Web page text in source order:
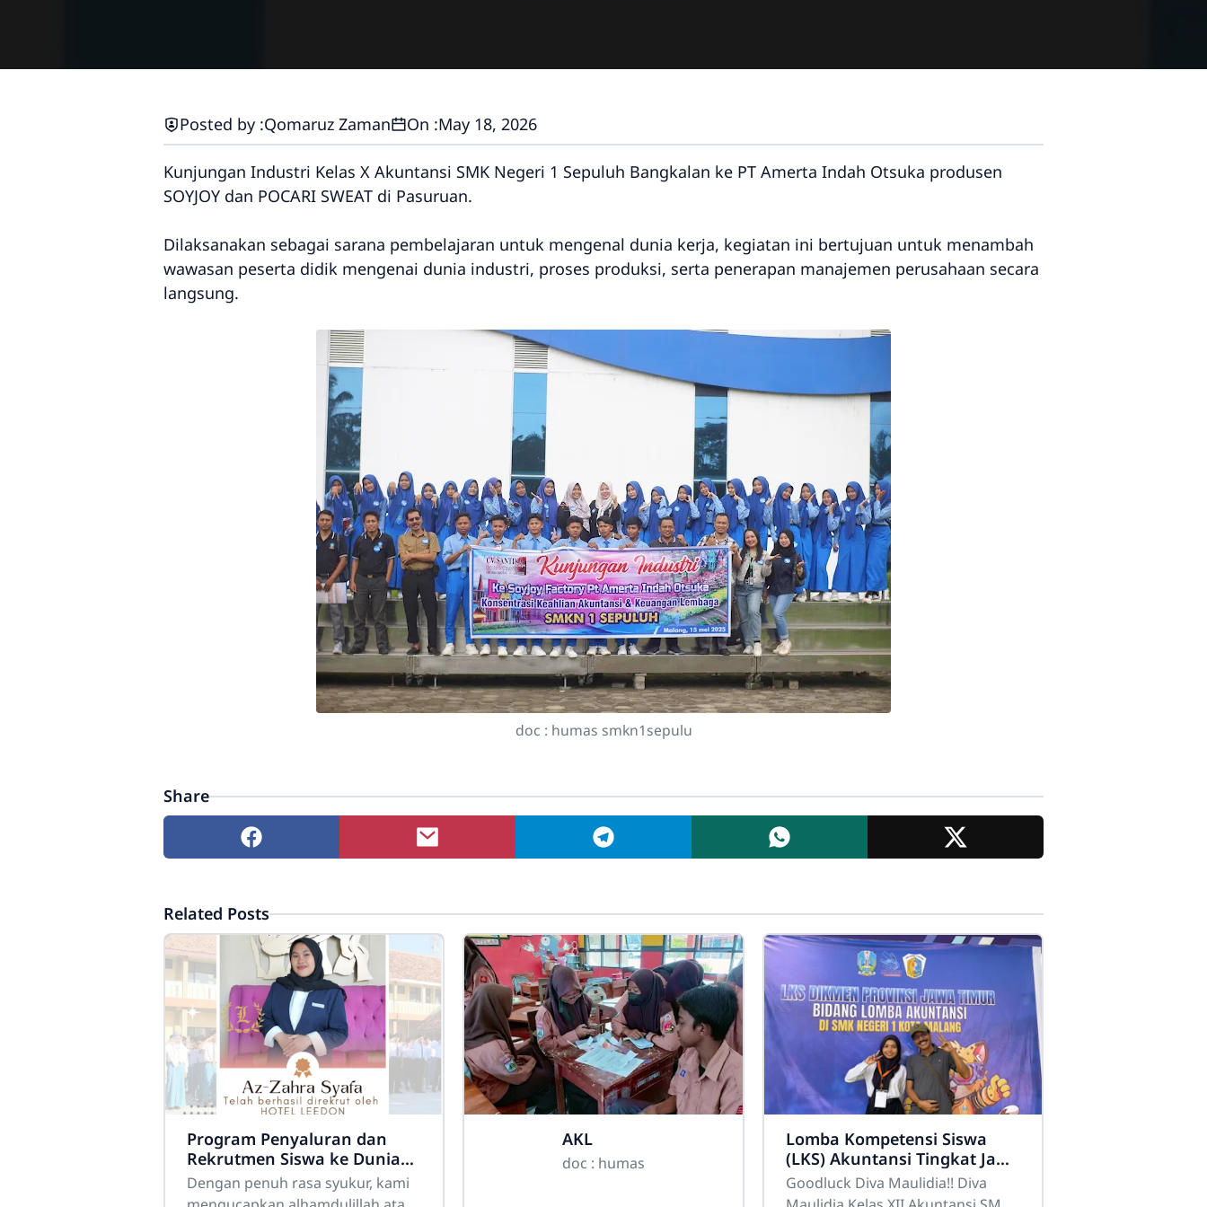
Posted by :Qomaruz Zaman On :May 18, 2026
Kunjungan Industri Kelas X Akuntansi SMK Negeri 1 Sepuluh Bangkalan ke PT Amerta Indah Otsuka produsen
SOYJOY dan POCARI SWEAT di Pasuruan.
Dilaksanakan sebagai sarana pembelajaran untuk mengenal dunia kerja, kegiatan ini bertujuan untuk menambah
wawasan peserta didik mengenai dunia industri, proses produksi, serta penerapan manajemen perusahaan secara
langsung.
doc : humas smkn1sepulu
Share
Related Posts
Program Penyaluran dan
Rekrutmen Siswa ke Dunia
Kerja
Dengan penuh rasa syukur, kami
AKL
doc : humas
Lomba Kompetensi Siswa
(LKS) Akuntansi Tingkat Jawa
Timur
Goodluck Diva Maulidia!! Diva